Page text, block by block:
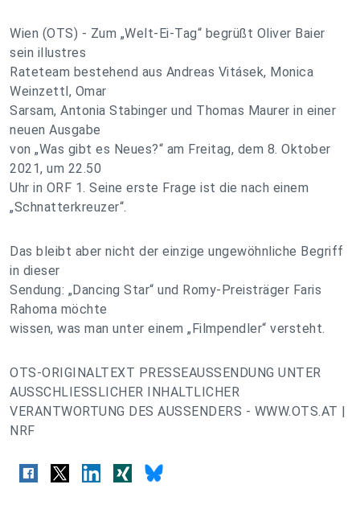
Wien (OTS) - Zum „Welt-Ei-Tag“ begrüßt Oliver Baier
sein illustres
Rateteam bestehend aus Andreas Vitásek, Monica
Weinzettl, Omar
Sarsam, Antonia Stabinger und Thomas Maurer in einer
neuen Ausgabe
von „Was gibt es Neues?“ am Freitag, dem 8. Oktober
2021, um 22.50
Uhr in ORF 1. Seine erste Frage ist die nach einem
„Schnatterkreuzer“.
Das bleibt aber nicht der einzige ungewöhnliche Begriff
in dieser
Sendung: „Dancing Star“ und Romy-Preisträger Faris
Rahoma möchte
wissen, was man unter einem „Filmpendler“ versteht.
OTS-ORIGINALTEXT PRESSEAUSSENDUNG UNTER
AUSSCHLIESSLICHER INHALTLICHER
VERANTWORTUNG DES AUSSENDERS - WWW.OTS.AT |
NRF